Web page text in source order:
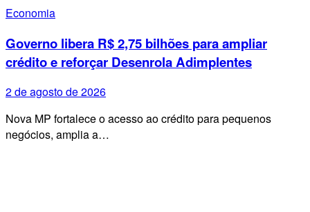
Economia
Governo libera R$ 2,75 bilhões para ampliar
crédito e reforçar Desenrola Adimplentes
2 de agosto de 2026
Nova MP fortalece o acesso ao crédito para pequenos
negócios, amplia a…